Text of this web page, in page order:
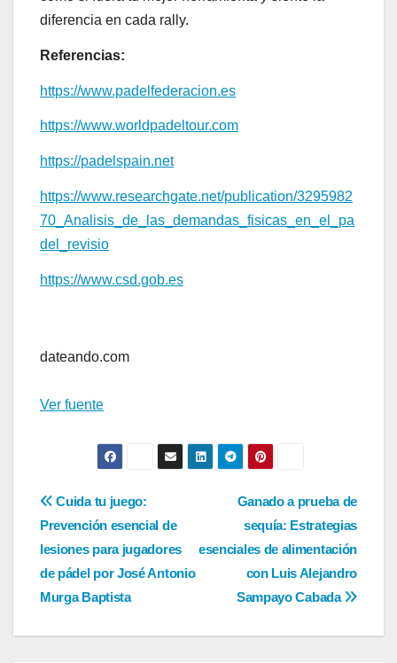
diferencia en cada rally.
Referencias:
https://www.padelfederacion.es
https://www.worldpadeltour.com
https://padelspain.net
https://www.researchgate.net/publication/3295982
70_Analisis_de_las_demandas_fisicas_en_el_pa
del_revisio
https://www.csd.gob.es
de
entradas
dateando.com
Ver fuente
Navegación
de
entradas
Ganado a prueba de
sequía: Estrategias
esenciales de alimentación
con Luis Alejandro
Sampayo Cabada
Cuida tu juego:
Prevención esencial de
lesiones para jugadores
de pádel por José Antonio
Murga Baptista